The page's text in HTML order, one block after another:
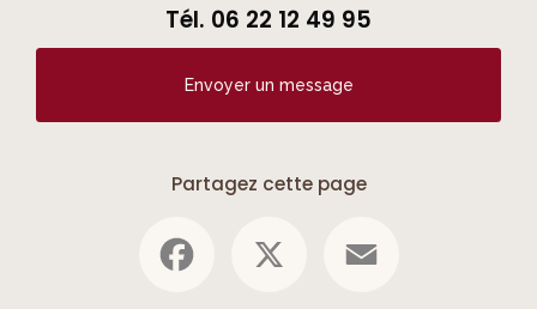
Tél. 06 22 12 49 95
Envoyer un message
Partagez cette page